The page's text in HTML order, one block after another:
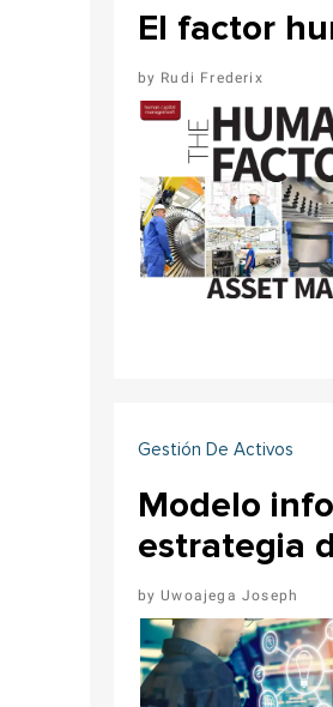
El factor
Rudi Frederix
Gestión De Activos
Modelo
estrategia
Uwoajega Joseph